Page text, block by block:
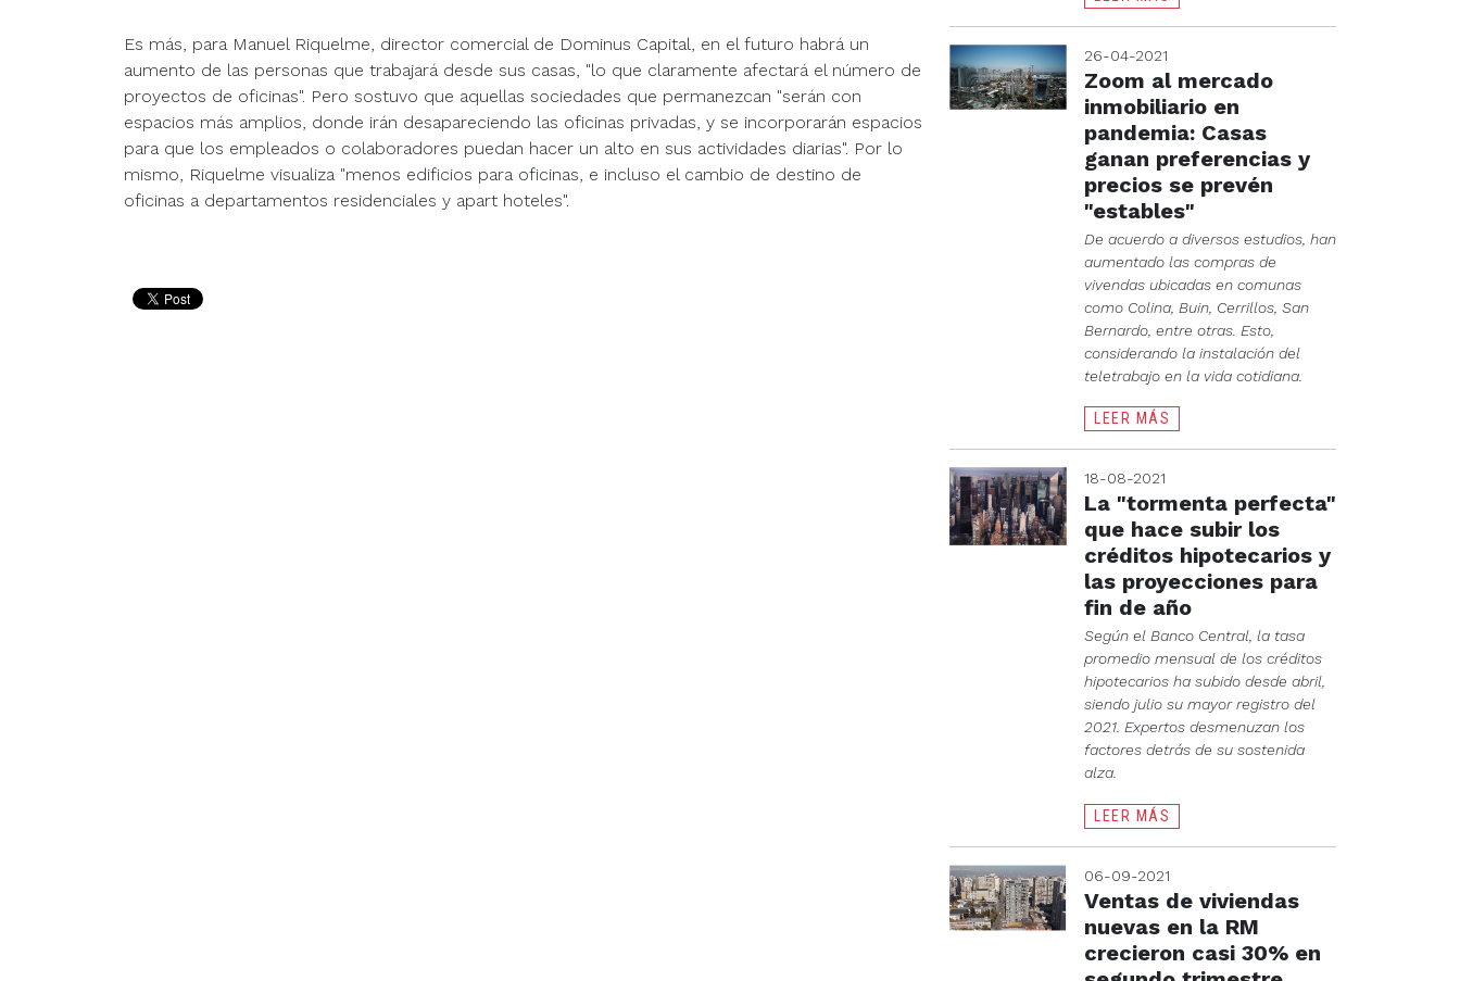
Es más, para Manuel Riquelme, director comercial de Dominus Capital, en el futuro habrá un
aumento de las personas que trabajará desde sus casas, "lo que claramente afectará el número de
proyectos de oficinas". Pero sostuvo que aquellas sociedades que permanezcan "serán con
espacios más amplios, donde irán desapareciendo las oficinas privadas, y se incorporarán espacios
para que los empleados o colaboradores puedan hacer un alto en sus actividades diarias". Por lo
mismo, Riquelme visualiza "menos edificios para oficinas, e incluso el cambio de destino de
oficinas a departamentos residenciales y apart hoteles".
26-04-2021
Zoom al mercado
inmobiliario en
pandemia: Casas
ganan preferencias y
precios se prevén
"estables"
De acuerdo a diversos estudios, han
aumentado las compras de
vivendas ubicadas en comunas
como Colina, Buin, Cerrillos, San
Bernardo, entre otras. Esto,
considerando la instalación del
teletrabajo en la vida cotidiana.
LEER MÁS
18-08-2021
La "tormenta perfecta"
que hace subir los
créditos hipotecarios y
las proyecciones para
fin de año
Según el Banco Central, la tasa
promedio mensual de los créditos
hipotecarios ha subido desde abril,
siendo julio su mayor registro del
2021. Expertos desmenuzan los
factores detrás de su sostenida
alza.
LEER MÁS
06-09-2021
Ventas de viviendas
nuevas en la RM
crecieron casi 30% en